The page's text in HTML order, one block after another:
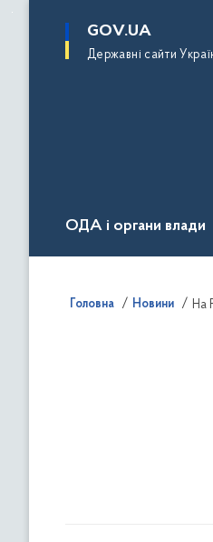
основного
GOV.UA
Державні сайти
ОДА і органи влади
Головна Новини На